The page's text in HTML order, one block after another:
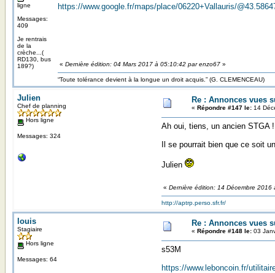
ligne
Messages:
409
Je rentrais
de la
crèche...(
RD130, bus
189?)
https://www.google.fr/maps/place/06220+Vallauris/
« Dernière édition: 04 Mars 2017 à 05:10:42 par enzo67 »
“Toute tolérance devient à la longue un droit acquis.” (G. CLEMENCEAU)
Julien
Chef de planning
Hors ligne
Messages: 324
Re : Annonces vues
« Répondre #147 le: 14
Ah oui, tiens, un ancien STGA !
Il se pourrait bien que ce soit
Julien
« Dernière édition: 14 Décembre 2016
http://aptrp.perso.sfr.fr/
louis
Stagiaire
Hors ligne
Messages: 64
Re : Annonces vues
« Répondre #148 le: 03
s53M
https://www.leboncoin.fr/